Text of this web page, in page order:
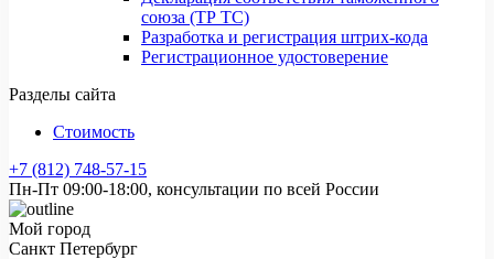
союза (ТР ТС)
Разработка и регистрация штрих-кода
Регистрационное удостоверение
Разделы сайта
Стоимость
+7 (812) 748-57-15
Пн-Пт 09:00-18:00, консультации по всей России
Мой город
Санкт Петербург